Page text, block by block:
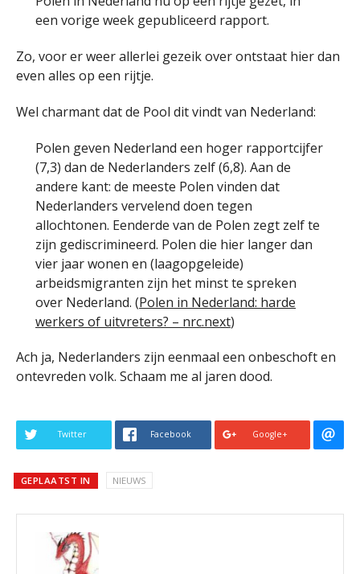
een vorige week gepubliceerd rapport.
Zo, voor er weer allerlei gezeik over ontstaat hier dan
even alles op een rijtje.
Wel charmant dat de Pool dit vindt van Nederland:
Polen geven Nederland een hoger rapportcijfer
(7,3) dan de Nederlanders zelf (6,8). Aan de
andere kant: de meeste Polen vinden dat
Nederlanders vervelend doen tegen
allochtonen. Eenderde van de Polen zegt zelf te
zijn gediscrimineerd. Polen die hier langer dan
vier jaar wonen en (laagopgeleide)
arbeidsmigranten zijn het minst te spreken
over Nederland. (Polen in Nederland: harde
werkers of uitvreters? – nrc.next)
Ach ja, Nederlanders zijn eenmaal een onbeschoft en
ontevreden volk. Schaam me al jaren dood.
Twitter Facebook Google+
GEPLAATST IN NIEUWS